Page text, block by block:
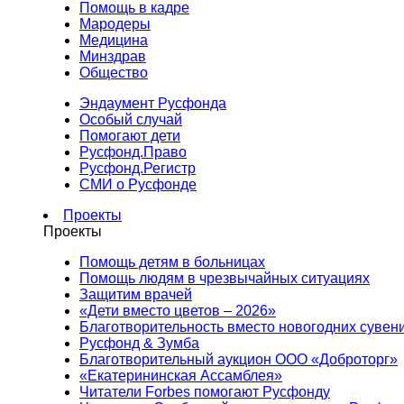
Помощь в кадре
Мародеры
Медицина
Минздрав
Общество
Эндаумент Русфонда
Особый случай
Помогают дети
Русфонд.Право
Русфонд.Регистр
СМИ о Русфонде
Проекты
Проекты
Помощь детям в больницах
Помощь людям в чрезвычайных ситуациях
Защитим врачей
«Дети вместо цветов – 2026»
Благотворительность вместо новогодних
Русфонд & Зумба
Благотворительный аукцион ООО «Доброторг»
«Екатерининская Ассамблея»
Читатели Forbes помогают Русфонду